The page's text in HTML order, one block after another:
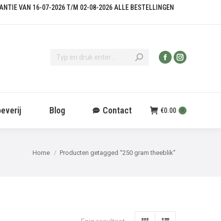
VAN 16-07-2026 T/M 02-08-2026 ALLE BESTELLINGEN
Blog Contact €0.00 0
Je bent hier:
Home Producten getagged “250 gram theeblik”